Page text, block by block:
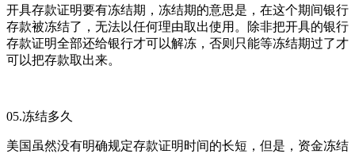
开具存款证明要有冻结期，冻结期的意思是，在这个期间银行
存款被冻结了，无法以任何理由取出使用。除非把开具的银行
存款证明全部还给银行才可以解冻，否则只能等冻结期过了才
可以把存款取出来。
05.冻结多久
美国虽然没有明确规定存款证明时间的长短，但是，资金冻结